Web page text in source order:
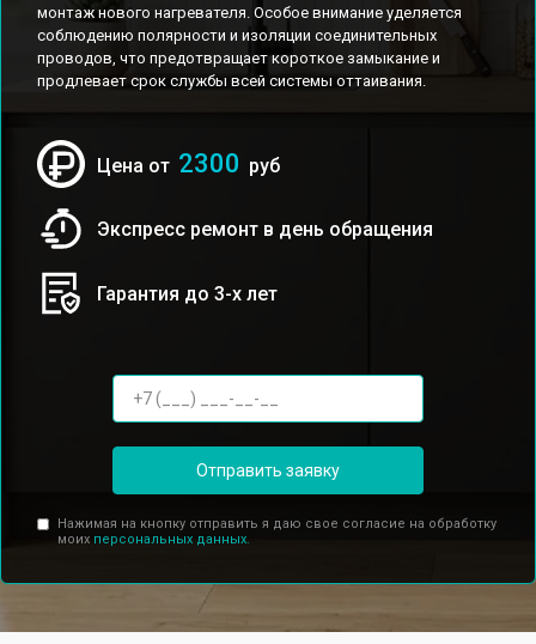
монтаж нового нагревателя. Особое внимание уделяется
соблюдению полярности и изоляции соединительных
проводов, что предотвращает короткое замыкание и
продлевает срок службы всей системы оттаивания.
Цена от 2300 руб
Экспресс ремонт в день обращения
Гарантия до 3-х лет
Отправить заявку
Нажимая на кнопку отправить я даю свое согласие на обработку
моих персональных данных.